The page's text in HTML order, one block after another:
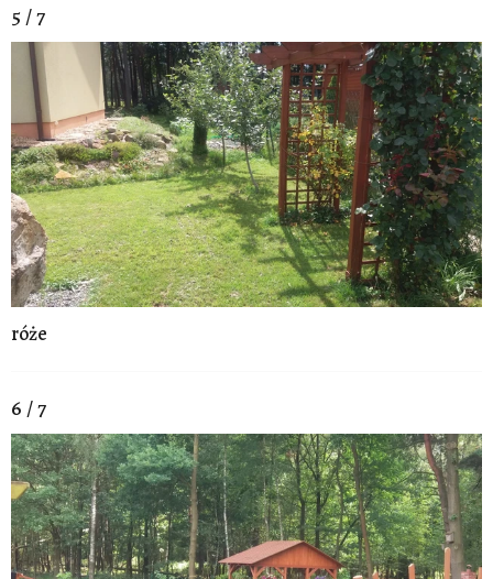
5 / 7
róże
6 / 7